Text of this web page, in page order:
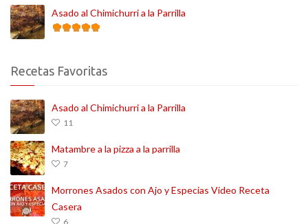
Asado al Chimichurri a la Parrilla
Recetas Favoritas
Asado al Chimichurri a la Parrilla
11
Matambre a la pizza a la parrilla
7
Morrones Asados con Ajo y Especias Video Receta
Casera
6